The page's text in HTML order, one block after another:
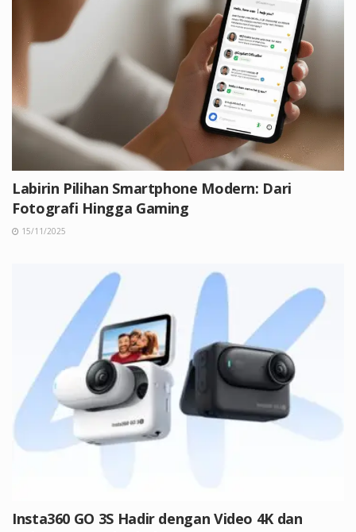
Labirin Pilihan Smartphone Modern: Dari
Fotografi Hingga Gaming
15/11/2025
Insta360 GO 3S Hadir dengan Video 4K dan